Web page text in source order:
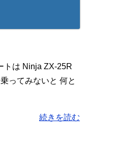
トは Ninja ZX-25R
ってみないと 何と
続きを読む